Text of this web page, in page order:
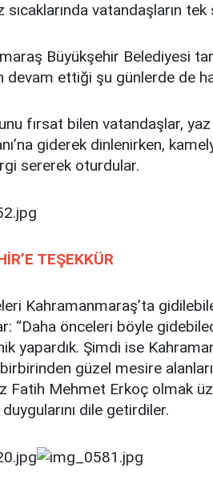
sıcaklarında vatandaşların tek
Büyükşehir Belediyesi
devam ettiği şu günlerde de
fırsat bilen vatandaşlar,
giderek dinlenirken,
sererek oturdular.
TEŞEKKÜR
Kahramanmaraş’ta
“Daha önceleri böyle
yapardık. Şimdi ise
güzel mesire
Fatih Mehmet Erkoç olmak
dile getirdiler.